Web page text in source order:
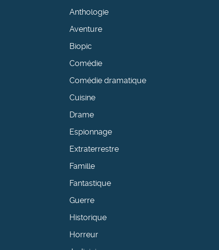
Anthologie
Aventure
Biopic
Comédie
Comédie dramatique
Cuisine
Drame
Espionnage
Extraterrestre
Famille
Fantastique
Guerre
Historique
Horreur